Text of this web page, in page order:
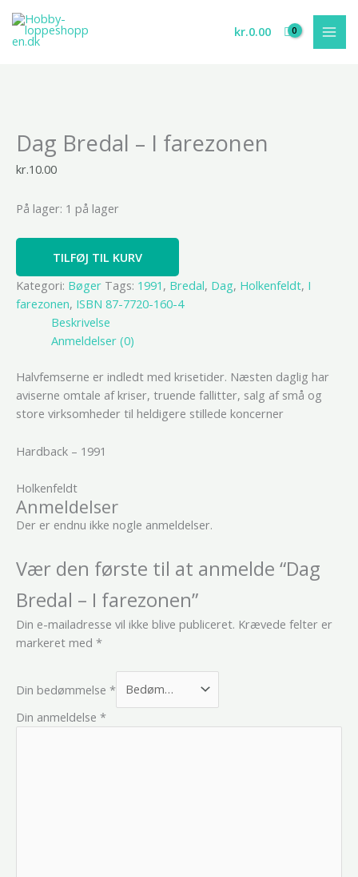
indholdet
kr.0.00
Dag Bredal – I farezonen
kr.10.00
På lager: 1 på lager
Bredal
-
I
antal
TILFØJ TIL KURV
Kategori: Bøger Tags: 1991 , Bredal, Dag, Holkenfeldt, I
farezonen, ISBN 87-7720-160-4
Beskrivelse
Anmeldelser (0)
Halvfemserne er indledt med krisetider. Næsten daglig har
aviserne omtale af kriser, truende fallitter, salg af små og
store virksomheder til heldigere stillede koncerner
Hardback – 1991
Holkenfeldt
Anmeldelser
Der er endnu ikke nogle anmeldelser.
Vær den første til at anmelde “Dag
Bredal – I farezonen”
Din e-mailadresse vil ikke blive publiceret. Krævede felter er
markeret med *
Din bedømmelse *
Din anmeldelse *